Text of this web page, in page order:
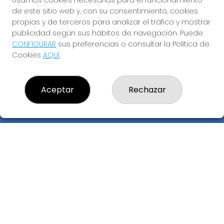
ADMINISTRACION DE LOTERIAS: 17-CADIZ - RECEPTOR
OFICIAL: 21300
956073495
Clica aquí para contactar por WhatsApp
640517524
info@administracionelpelotazo.es
Cádiz, 11002
(Cádiz) España
de este sitio web y, con su consentimiento, cookies
propias y de terceros para analizar el tráfico y mostrar
publicidad según sus hábitos de navegación. Puede
CONFIGURAR sus preferencias o consultar la Política de
Cookies AQUÍ.
Aceptar Rechazar